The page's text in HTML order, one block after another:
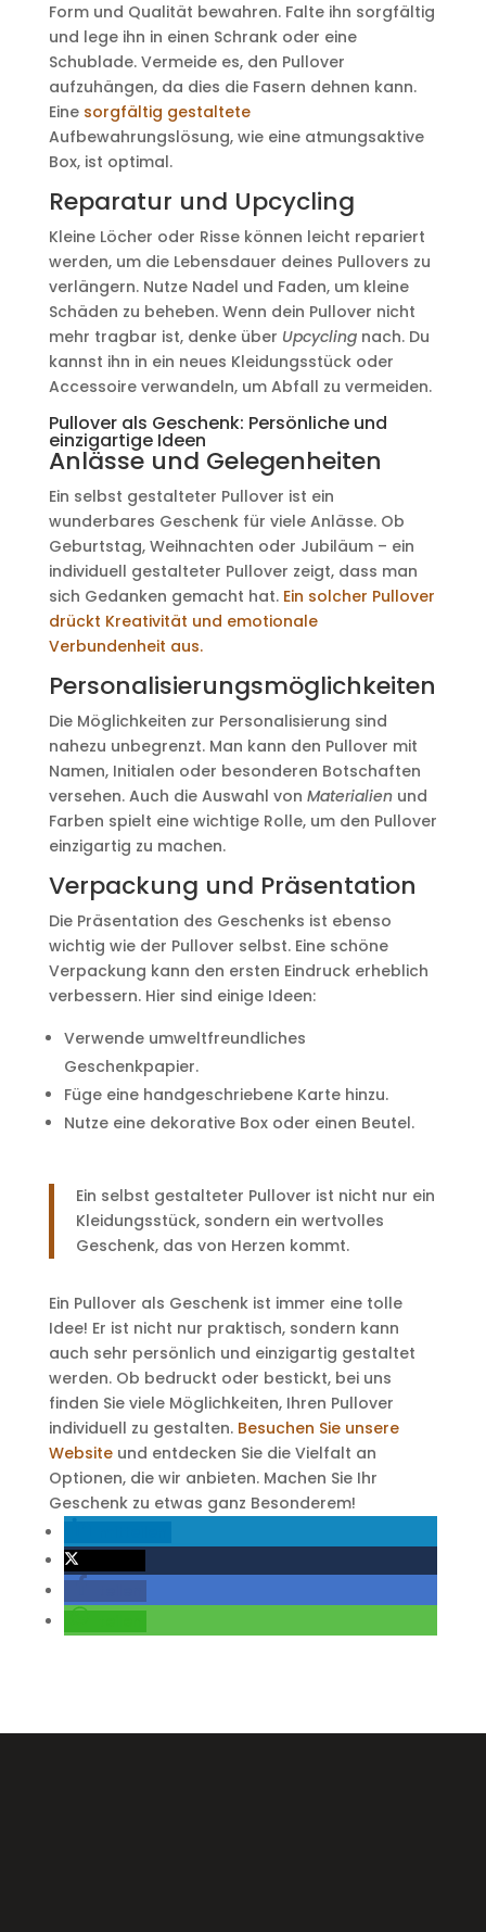
Form und Qualität bewahren. Falte ihn sorgfältig
und lege ihn in einen Schrank oder eine
Schublade. Vermeide es, den Pullover
aufzuhängen, da dies die Fasern dehnen kann.
Eine sorgfältig gestaltete
Aufbewahrungslösung, wie eine atmungsaktive
Box, ist optimal.
Reparatur und Upcycling
Kleine Löcher oder Risse können leicht repariert
werden, um die Lebensdauer deines Pullovers zu
verlängern. Nutze Nadel und Faden, um kleine
Schäden zu beheben. Wenn dein Pullover nicht
mehr tragbar ist, denke über Upcyclingnach. Du
kannst ihn in ein neues Kleidungsstück oder
Accessoire verwandeln, um Abfall zu vermeiden.
Pullover als Geschenk: Persönliche und
einzigartige Ideen
Anlässe und Gelegenheiten
Ein selbst gestalteter Pullover ist ein
wunderbares Geschenk für viele Anlässe. Ob
Geburtstag, Weihnachten oder Jubiläum – ein
individuell gestalteter Pullover zeigt, dass man
sich Gedanken gemacht hat. Ein solcher Pullover
drückt Kreativität und emotionale
Verbundenheit aus.
Personalisierungsmöglichkeiten
Die Möglichkeiten zur Personalisierung sind
nahezu unbegrenzt. Man kann den Pullover mit
Namen, Initialen oder besonderen Botschaften
versehen. Auch die Auswahl von Materialienund
Farben spielt eine wichtige Rolle, um den Pullover
einzigartig zu machen.
Verpackung und Präsentation
Die Präsentation des Geschenks ist ebenso
wichtig wie der Pullover selbst. Eine schöne
Verpackung kann den ersten Eindruck erheblich
verbessern. Hier sind einige Ideen:
Verwende umweltfreundliches
Geschenkpapier.
Füge eine handgeschriebene Karte hinzu.
Nutze eine dekorative Box oder einen Beutel.
Ein selbst gestalteter Pullover ist nicht nur ein
Kleidungsstück, sondern ein wertvolles
Geschenk, das von Herzen kommt.
Ein Pullover als Geschenk ist immer eine tolle
Idee! Er ist nicht nur praktisch, sondern kann
auch sehr persönlich und einzigartig gestaltet
werden. Ob bedruckt oder bestickt, bei uns
finden Sie viele Möglichkeiten, Ihren Pullover
individuell zu gestalten. Besuchen Sie unsere
Websiteund entdecken Sie die Vielfalt an
Optionen, die wir anbieten. Machen Sie Ihr
Geschenk zu etwas ganz Besonderem!